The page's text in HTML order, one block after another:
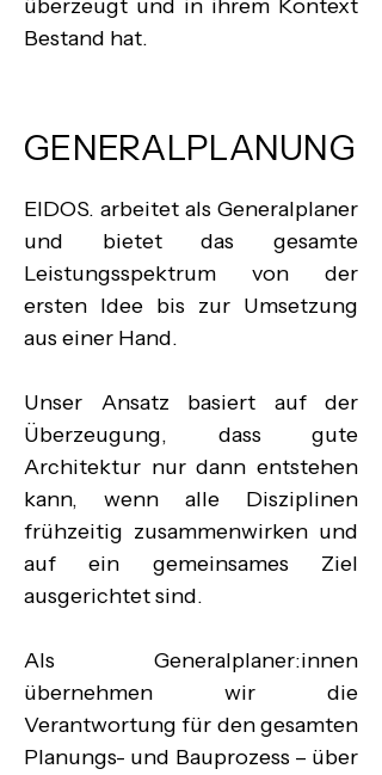
überzeugt und in ihrem Kontext
Bestand hat.
GENERALPLANUNG
EIDOS. arbeitet als Generalplaner
und bietet das gesamte
Leistungsspektrum von der
ersten Idee bis zur Umsetzung
aus einer Hand.
Unser Ansatz basiert auf der
Überzeugung, dass gute
Architektur nur dann entstehen
kann, wenn alle Disziplinen
frühzeitig zusammenwirken und
auf ein gemeinsames Ziel
ausgerichtet sind.
Als Generalplaner:innen
übernehmen wir die
Verantwortung für den gesamten
Planungs- und Bauprozess – über